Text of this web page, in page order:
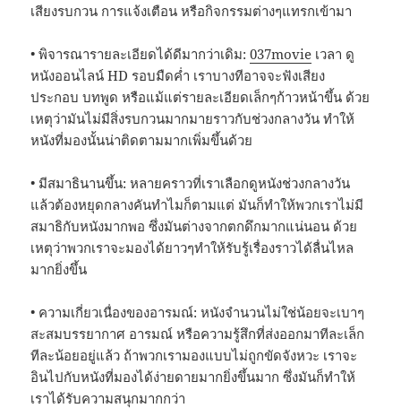
เสียงรบกวน การแจ้งเตือน หรือกิจกรรมต่างๆแทรกเข้ามา
• พิจารณารายละเอียดได้ดีมากว่าเดิม:037movie เวลา ดู
หนังออนไลน์ HD รอบมืดค่ำ เราบางทีอาจจะฟังเสียง
ประกอบ บทพูด หรือแม้แต่รายละเอียดเล็กๆก้าวหน้าขึ้น ด้วย
เหตุว่ามันไม่มีสิ่งรบกวนมากมายราวกับช่วงกลางวัน ทำให้
หนังที่มองนั้นน่าติดตามมากเพิ่มขึ้นด้วย
• มีสมาธินานขึ้น: หลายคราวที่เราเลือกดูหนังช่วงกลางวัน
แล้วต้องหยุดกลางคันทำไมก็ตามแต่ มันก็ทำให้พวกเราไม่มี
สมาธิกับหนังมากพอ ซึ่งมันต่างจากตกดึกมากแน่นอน ด้วย
เหตุว่าพวกเราจะมองได้ยาวๆทำให้รับรู้เรื่องราวได้ลื่นไหล
มากยิ่งขึ้น
• ความเกี่ยวเนื่องของอารมณ์: หนังจำนวนไม่ใช่น้อยจะเบาๆ
สะสมบรรยากาศ อารมณ์ หรือความรู้สึกที่ส่งออกมาทีละเล็ก
ทีละน้อยอยู่แล้ว ถ้าพวกเรามองแบบไม่ถูกขัดจังหวะ เราจะ
อินไปกับหนังที่มองได้ง่ายดายมากยิ่งขึ้นมาก ซึ่งมันก็ทำให้
เราได้รับความสนุกมากกว่า